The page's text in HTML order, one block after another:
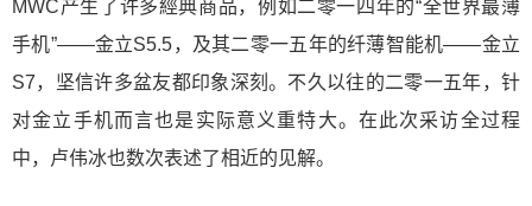
MWC产生了许多經典商品，例如二零一四年的“全世界最薄
手机”——金立S5.5，及其二零一五年的纤薄智能机——金立
S7，坚信许多盆友都印象深刻。不久以往的二零一五年，针
对金立手机而言也是实际意义重特大。在此次采访全过程
中，卢伟冰也数次表述了相近的见解。